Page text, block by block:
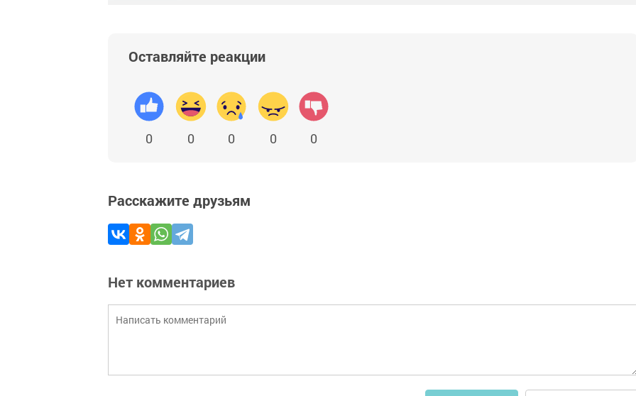
Оставляйте реакции
0 0 0 0 0
Расскажите друзьям
Нет комментариев